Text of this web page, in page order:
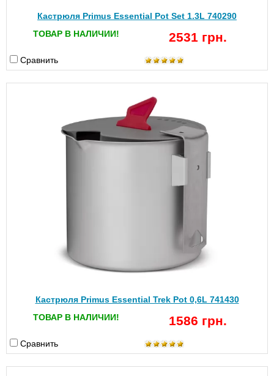
Кастрюля Primus Essential Pot Set 1.3L 740290
ТОВАР В НАЛИЧИИ!
2531 грн.
Сравнить
Кастрюля Primus Essential Trek Pot 0,6L 741430
ТОВАР В НАЛИЧИИ!
1586 грн.
Сравнить